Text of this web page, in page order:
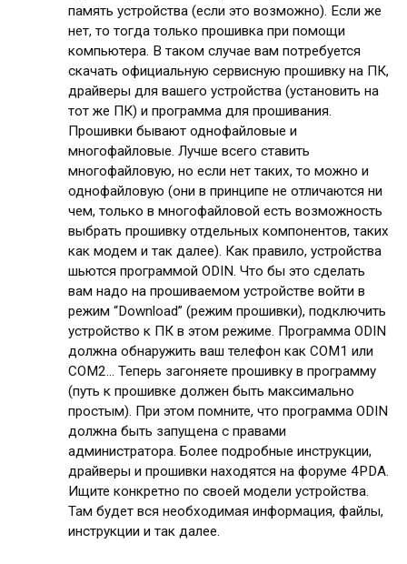
память устройства (если это возможно). Если же
нет, то тогда только прошивка при помощи
компьютера. В таком случае вам потребуется
скачать официальную сервисную прошивку на ПК,
драйверы для вашего устройства (установить на
тот же ПК) и программа для прошивания.
Прошивки бывают однофайловые и
многофайловые. Лучше всего ставить
многофайловую, но если нет таких, то можно и
однофайловую (они в принципе не отличаются ни
чем, только в многофайловой есть возможность
выбрать прошивку отдельных компонентов, таких
как модем и так далее). Как правило, устройства
шьются программой ODIN. Что бы это сделать
вам надо на прошиваемом устройстве войти в
режим “Download” (режим прошивки), подключить
устройство к ПК в этом режиме. Программа ODIN
должна обнаружить ваш телефон как COM1 или
COM2… Теперь загоняете прошивку в программу
(путь к прошивке должен быть максимально
простым). При этом помните, что программа ODIN
должна быть запущена с правами
администратора. Более подробные инструкции,
драйверы и прошивки находятся на форуме 4PDA.
Ищите конкретно по своей модели устройства.
Там будет вся необходимая информация, файлы,
инструкции и так далее.